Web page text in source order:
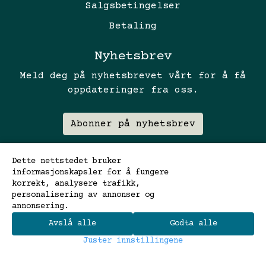
Meny Søk
Salgsbetingelser
Betaling
Nyhetsbrev
Meld deg på nyhetsbrevet vårt for å få
oppdateringer fra oss.
Abonner på nyhetsbrev
Dette nettstedet bruker
informasjonskapsler for å fungere
korrekt, analysere trafikk,
personalisering av annonser og
annonsering.
Avslå alle
Godta alle
Juster innstillingene